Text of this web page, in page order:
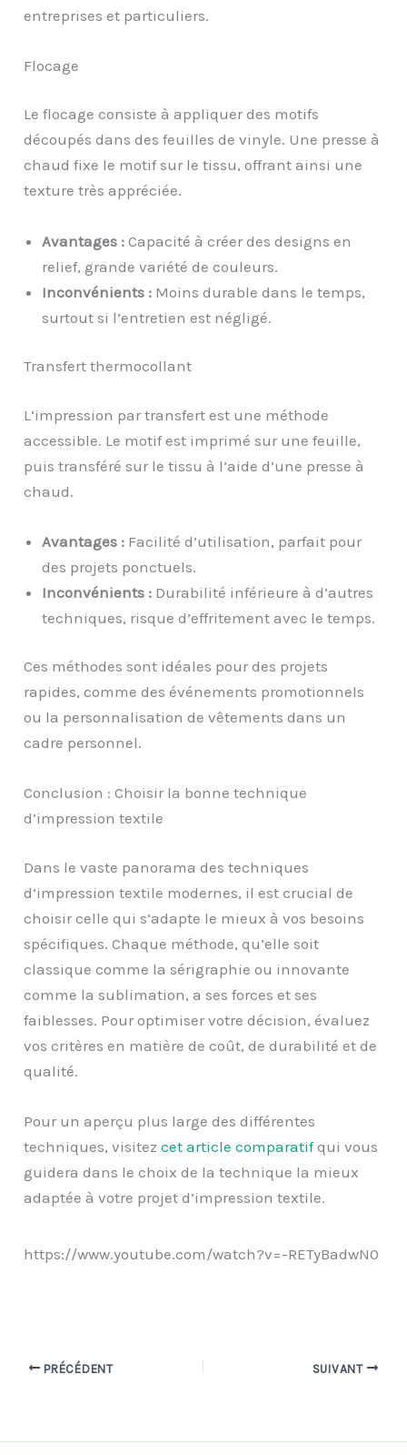
entreprises et particuliers.
Flocage
Le flocage consiste à appliquer des motifs
découpés dans des feuilles de vinyle. Une presse à
chaud fixe le motif sur le tissu, offrant ainsi une
texture très appréciée.
Avantages : Capacité à créer des designs en
relief, grande variété de couleurs.
Inconvénients : Moins durable dans le temps,
surtout si l’entretien est négligé.
Transfert thermocollant
L’impression par transfert est une méthode
accessible. Le motif est imprimé sur une feuille,
puis transféré sur le tissu à l’aide d’une presse à
chaud.
Avantages : Facilité d’utilisation, parfait pour
des projets ponctuels.
Inconvénients : Durabilité inférieure à d’autres
techniques, risque d’effritement avec le temps.
Ces méthodes sont idéales pour des projets
rapides, comme des événements promotionnels
ou la personnalisation de vêtements dans un
cadre personnel.
Conclusion : Choisir la bonne technique
d’impression textile
Dans le vaste panorama des techniques
d’impression textile modernes, il est crucial de
choisir celle qui s’adapte le mieux à vos besoins
spécifiques. Chaque méthode, qu’elle soit
classique comme la sérigraphie ou innovante
comme la sublimation, a ses forces et ses
faiblesses. Pour optimiser votre décision, évaluez
vos critères en matière de coût, de durabilité et de
qualité.
Pour un aperçu plus large des différentes
techniques, visitezcet article comparatifqui vous
guidera dans le choix de la technique la mieux
adaptée à votre projet d’impression textile.
https://www.youtube.com/watch?v=-RETyBadwN0
PRÉCÉDENT SUIVANT